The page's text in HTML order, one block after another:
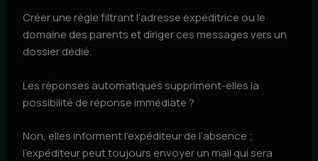
Créer une règle filtrant l’adresse expéditrice ou le
domaine des parents et diriger ces messages vers un
dossier dédié.
Les réponses automatiques suppriment-elles la
possibilité de réponse immédiate ?
Non, elles informent l’expéditeur de l’absence ;
l’expéditeur peut toujours envoyer un mail qui sera